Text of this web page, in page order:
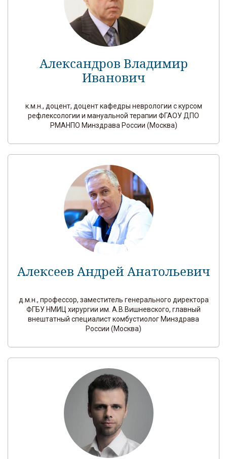
Александров Владимир
Иванович
к.м.н., доцент, доцент кафедры неврологии с курсом
рефлексологии и мануальной терапии ФГАОУ ДПО
РМАНПО Минздрава России (Москва)
Алексеев Андрей Анатольевич
д.м.н., профессор, заместитель генерального директора
ФГБУ НМИЦ хирургии им. А.В.Вишневского, главный
внештатный специалист комбустиолог Минздрава
России (Москва)